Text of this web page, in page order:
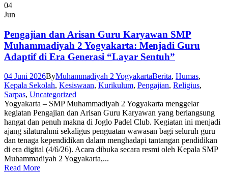
04
Jun
Pengajian dan Arisan Guru Karyawan SMP
Muhammadiyah 2 Yogyakarta: Menjadi Guru
Adaptif di Era Generasi “Layar Sentuh”
04 Juni 2026ByMuhammadiyah 2 YogyakartaBerita, Humas,
Kepala Sekolah, Kesiswaan, Kurikulum, Pengajian, Religius,
Sarpas, Uncategorized
Yogyakarta – SMP Muhammadiyah 2 Yogyakarta menggelar
kegiatan Pengajian dan Arisan Guru Karyawan yang berlangsung
hangat dan penuh makna di Joglo Padel Club. Kegiatan ini menjadi
ajang silaturahmi sekaligus penguatan wawasan bagi seluruh guru
dan tenaga kependidikan dalam menghadapi tantangan pendidikan
di era digital (4/6/26). Acara dibuka secara resmi oleh Kepala SMP
Muhammadiyah 2 Yogyakarta,...
Read More